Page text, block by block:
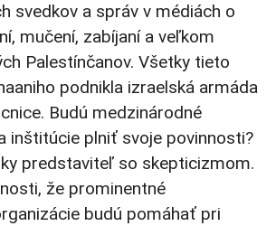
svedkov a správ v médiách o
mučení, zabíjaní a veľkom
Palestínčanov. Všetky tieto
podnikla izraelská armáda
Budú medzinárodné
inštitúcie plniť svoje povinnosti?
predstaviteľ so skepticizmom.
že prominentné
budú pomáhať pri